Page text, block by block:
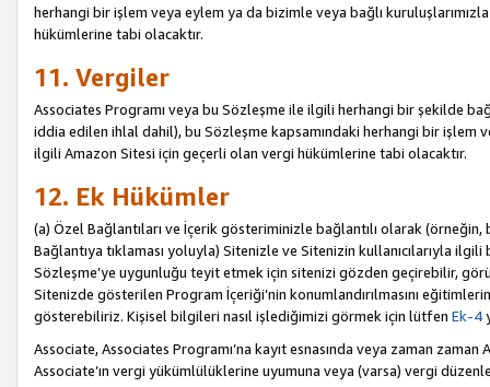
herhangi bir işlem veya eylem ya da bizimle veya bağlı
hükümlerine tabi olacaktır.
11. Vergiler
Associates Programı veya bu Sözleşme ile ilgili herhangi bir şekilde
iddia edilen ihlal dahil), bu Sözleşme kapsamındaki herhangi bir işlem
ilgili Amazon Sitesi için geçerli olan vergi hükümlerine tabi olacaktır.
12. Ek Hükümler
(a) Özel Bağlantıları ve İçerik gösteriminizle bağlantılı olarak
Bağlantıya tıklaması yoluyla) Sitenizle ve Sitenizin kullanıcılarıyla
Sözleşme’ye uygunluğu teyit etmek için sitenizi gözden geçirebilir,
Sitenizde gösterilen Program İçeriği’nin konumlandırılmasını
gösterebiliriz. Kişisel bilgileri nasıl işlediğimizi görmek için lütfen Ek-4
Associate, Associates Programı’na kayıt esnasında veya zaman
Associate’ın vergi yükümlülüklerine uyumuna veya (varsa) vergi